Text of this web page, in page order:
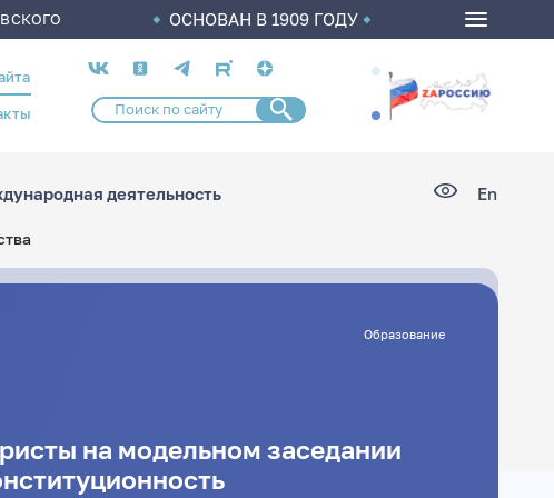
ОСНОВАН В 1909 ГОДУ
Социальные
сети
деятельность En
Образование
на модельном заседании